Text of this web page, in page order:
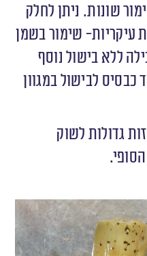
שונות. ניתן לחלק
עיקריות- שימור בשמן
ללא בישול נוסף
לבישול במגוון
גדולות לשוק